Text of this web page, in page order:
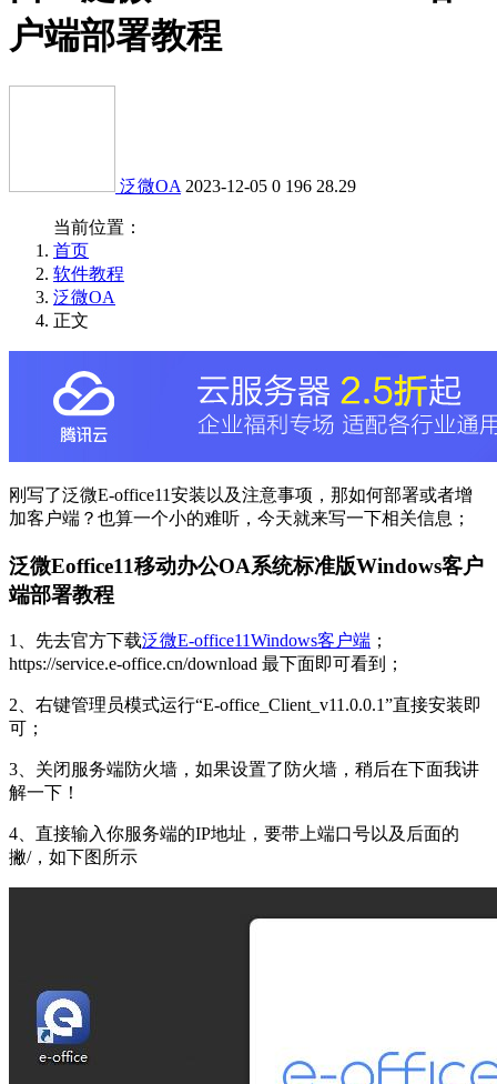
户端部署教程
泛微OA 2023-12-05 0 196 28.29
当前位置：
首页
软件教程
泛微OA
正文
刚写了泛微E-office11安装以及注意事项，那如何部署或者增
加客户端？也算一个小的难听，今天就来写一下相关信息；
泛微Eoffice11移动办公OA系统标准版Windows客户
端部署教程
1、先去官方下载泛微E-office11Windows客户端 ；
https://service.e-office.cn/download 最下面即可看到；
2、右键管理员模式运行“E-office_Client_v11.0.0.1”直接安装即
可；
3、关闭服务端防火墙，如果设置了防火墙，稍后在下面我讲
解一下！
4、直接输入你服务端的IP地址，要带上端口号以及后面的
撇/，如下图所示